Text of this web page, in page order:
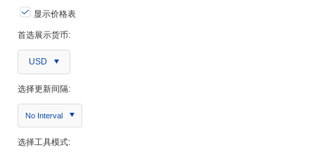
显示价格表
首选展示货币:
USD
选择更新间隔:
No Interval
选择工具模式: